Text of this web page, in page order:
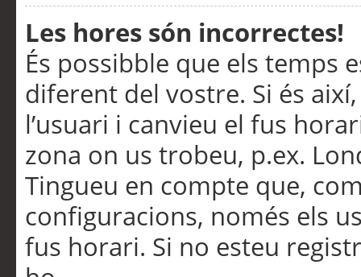
Les hores són incorrectes!
És possibble que els temps
diferent del vostre. Si és
l’usuari i canvieu el fus
zona on us trobeu, p.ex.
Tingueu en compte que,
configuracions, només els
fus horari. Si no esteu